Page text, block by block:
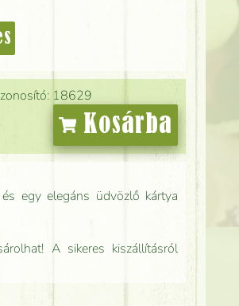
18629
Kosárba
egy elegáns üdvözlő kártya
A sikeres kiszállításról